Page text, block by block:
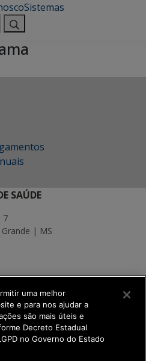
Sistemas
SAÚDE
7
| MS
uma melhor
e para nos ajudar a
são mais úteis e
Decreto Estadual
no Governo do Estado